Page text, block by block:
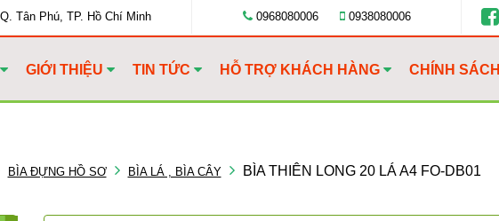
Tân Phú, TP. Hồ Chí Minh 0968080006 0938080006
GIỚI THIỆU TIN TỨC HỖ TRỢ KHÁCH HÀNG CHÍNH
BÌA ĐỰNG HỒ SƠ BÌA LÁ , BÌA CÂY BÌA THIÊN LONG 20 LÁ A4 FO-DB01